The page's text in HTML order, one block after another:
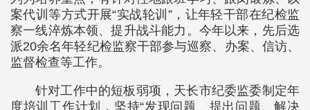
案代训等方式开展“实战轮训”，让年轻干部在纪检监
察一线淬炼本领、提升战斗能力。今年以来，先后选
派20余名年轻纪检监察干部参与巡察、办案、信访、
监督检查等工作。
针对工作中的短板弱项，天长市纪委监委制定年
度培训工作计划，坚持“发现问题、提出问题、解决